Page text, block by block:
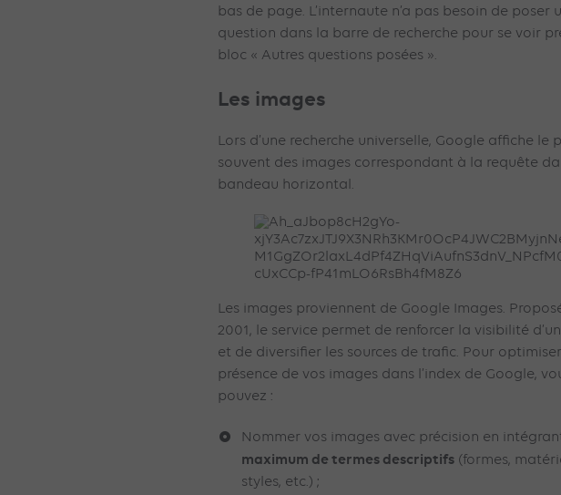
bas de page. L’internaute n’a pas besoin de poser
question dans la barre de recherche pour se voir
bloc « Autres questions posées ».
Les images
Lors d’une recherche universelle, Google affiche le
souvent des images correspondant à la requête
bandeau horizontal.
Les images proviennent de Google Images.
2001, le service permet de renforcer la visibilité
et de diversifier les sources de trafic. Pour
présence de vos images dans l’index de Google,
pouvez :
Nommer vos images avec précision en
maximum de termes descriptifs (formes,
styles, etc.) ;